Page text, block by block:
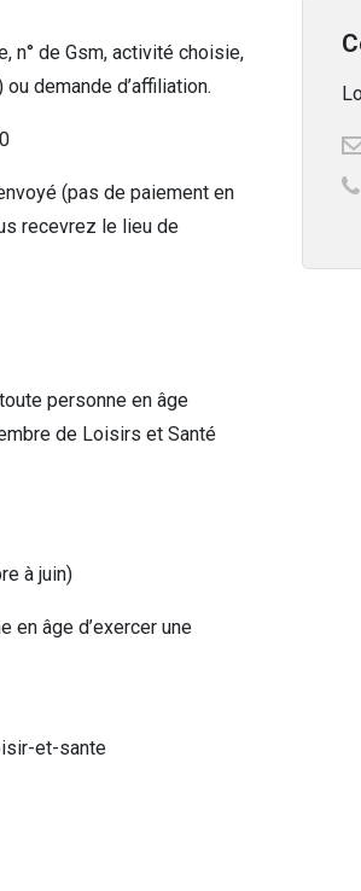
n° de Gsm, activité choisie,
demande d’affiliation.
(pas de paiement en
recevrez le lieu de
personne en âge
de Loisirs et Santé
à juin)
en âge d’exercer une
et-sante